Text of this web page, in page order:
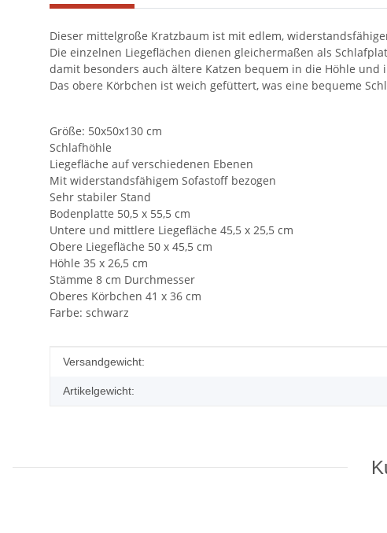
Dieser mittelgroße Kratzbaum ist mit edlem,
Die einzelnen Liegeflächen dienen gleichermaßen als
damit besonders auch ältere Katzen bequem in die Höhle und
Das obere Körbchen ist weich gefüttert, was eine bequeme
Größe: 50x50x130 cm
Schlafhöhle
Liegefläche auf verschiedenen Ebenen
Mit widerstandsfähigem Sofastoff bezogen
Sehr stabiler Stand
Bodenplatte 50,5 x 55,5 cm
Untere und mittlere Liegefläche 45,5 x 25,5 cm
Obere Liegefläche 50 x 45,5 cm
Höhle 35 x 26,5 cm
Stämme 8 cm Durchmesser
Oberes Körbchen 41 x 36 cm
Farbe: schwarz
Produkteigenschaft
Wert
Versandgewicht:
Artikelgewicht: